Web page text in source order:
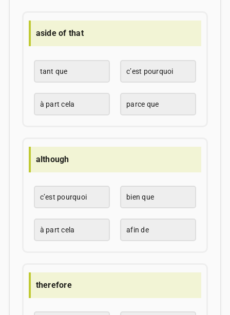
aside of that
tant que c’est pourquoi
à part cela parce que
although
c’est pourquoi bien que
à part cela afin de
therefore